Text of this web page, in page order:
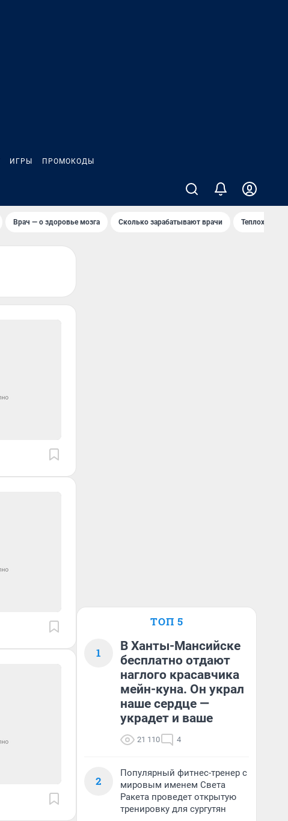
ИГРЫ ПРОМОКОДЫ
Врач — о здоровье мозга Сколько зарабатывают врачи Теплоход
ТОП 5
1
В Ханты-Мансийске
бесплатно отдают
наглого красавчика
мейн-куна. Он украл
наше сердце —
украдет и ваше
21 110 4
2
Популярный фитнес-тренер с
мировым именем Света
Ракета проведет открытую
тренировку для сургутян